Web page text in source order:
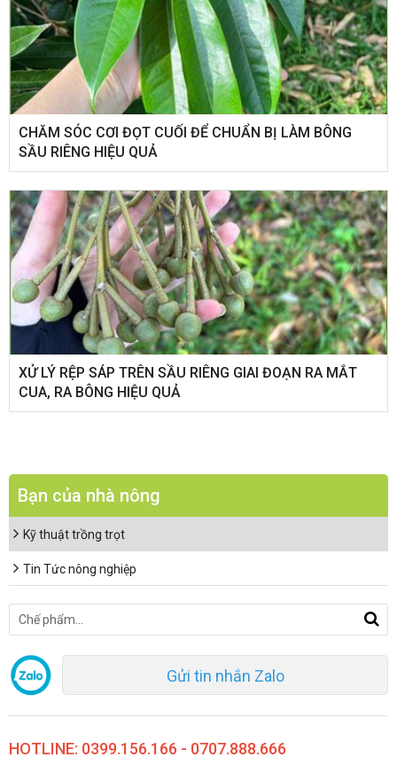
CHĂM SÓC CƠI ĐỌT CUỐI ĐỂ CHUẨN BỊ LÀM BÔNG
SẦU RIÊNG HIỆU QUẢ
XỬ LÝ RỆP SÁP TRÊN SẦU RIÊNG GIAI ĐOẠN RA MẮT
CUA, RA BÔNG HIỆU QUẢ
Bạn của nhà nông
Kỹ thuật trồng trọt
Tin Tức nông nghiệp
Gửi tin nhắn Zalo
HOTLINE: 0399.156.166 - 0707.888.666